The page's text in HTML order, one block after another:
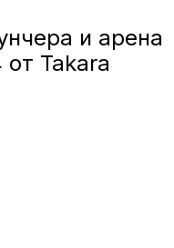
и арена
Takara